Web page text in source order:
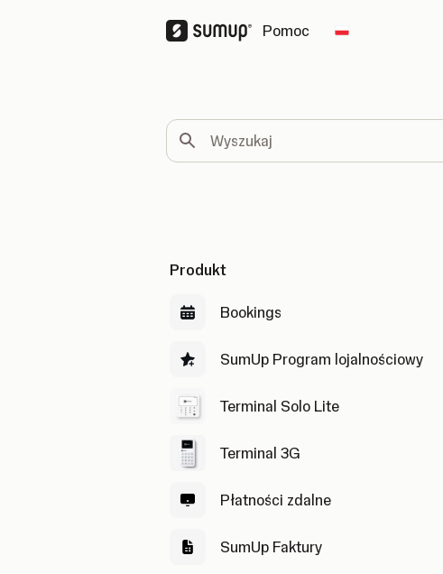
Pomoc Change country
Wyszukaj
Produkt
Bookings
SumUp Program lojalnościowy
Terminal Solo Lite
Terminal 3G
Płatności zdalne
SumUp Faktury